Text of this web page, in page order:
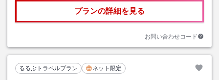
プランの詳細を見る
お問い合わせコード
るるぶトラベルプラン ネット限定